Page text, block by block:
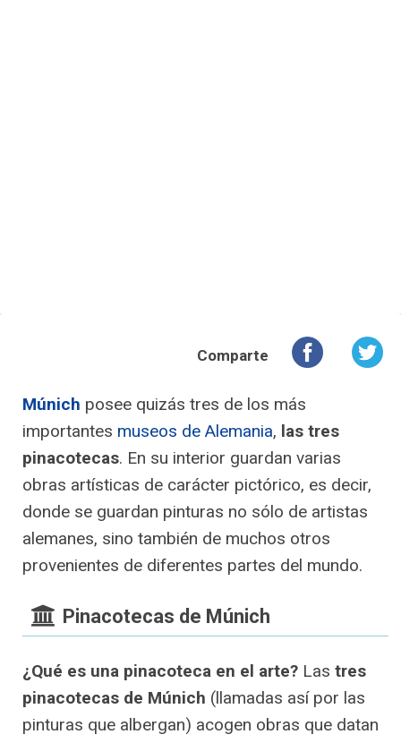
Comparte
Múnich posee quizás tres de los más
importantes museos de Alemania, las tres
pinacotecas. En su interior guardan varias
obras artísticas de carácter pictórico, es decir,
donde se guardan pinturas no sólo de artistas
alemanes, sino también de muchos otros
provenientes de diferentes partes del mundo.
Pinacotecas de Múnich
¿Qué es una pinacoteca en el arte? Las tres
pinacotecas de Múnich (llamadas así por las
pinturas que albergan) acogen obras que datan